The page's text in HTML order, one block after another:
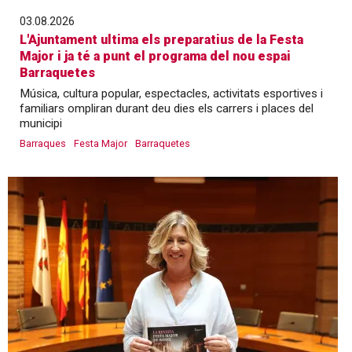
03.08.2026
L'Ajuntament ultima els preparatius de la Festa
Major i ja té a punt el programa del nou espai
Barraquetes
Música, cultura popular, espectacles, activitats esportives i
familiars ompliran durant deu dies els carrers i places del
municipi
Barraques Festa Major Barraquetes